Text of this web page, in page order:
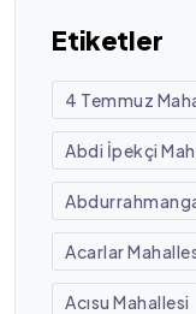
Etiketler
4 Temmuz
Abdi İpekçi
Acarlar
Acısu Mahallesi